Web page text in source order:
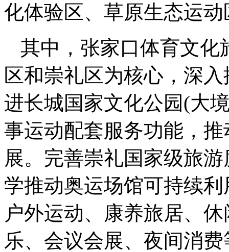
化体验区、草原生态运
其中，张家口体育文化
区和崇礼区为核心，深
进长城国家文化公园(大
事运动配套服务功能，
展。完善崇礼国家级旅
学推动奥运场馆可持续
户外运动、康养旅居、
乐、会议会展、夜间消